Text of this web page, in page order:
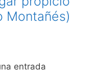
Montañés)
entrada